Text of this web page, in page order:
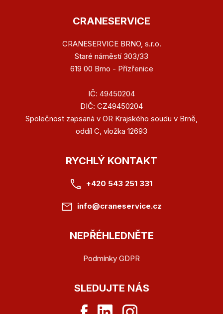
CRANESERVICE
CRANESERVICE BRNO, s.r.o.
Staré náměstí 303/33
619 00 Brno - Přízřenice
IČ: 49450204
DIČ: CZ49450204
Společnost zapsaná v OR Krajského soudu v Brně,
oddíl C, vložka 12693
RYCHLÝ KONTAKT
+420 543 251 331
info@craneservice.cz
NEPŘÉHLEDNĚTE
Podmínky GDPR
SLEDUJTE NÁS